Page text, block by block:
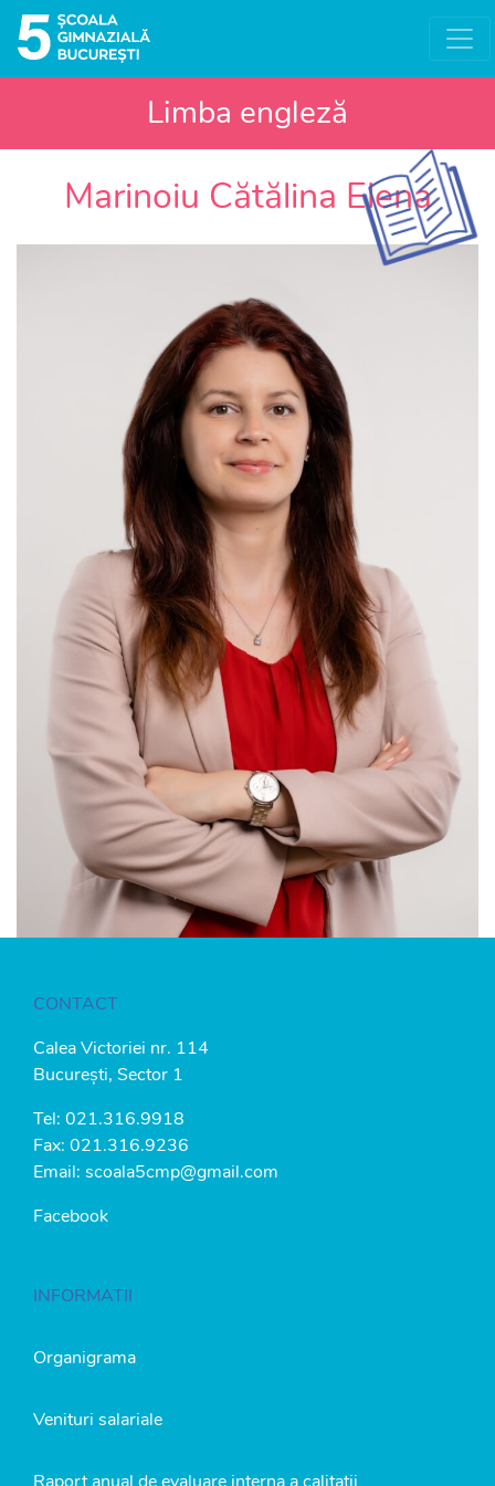
Limba engleză
Marinoiu Cătălina Elena
CONTACT
Calea Victoriei nr. 114
București, Sector 1
Tel: 021.316.9918
Fax: 021.316.9236
Email: scoala5cmp@gmail.com
Facebook
INFORMATII
Organigrama
Venituri salariale